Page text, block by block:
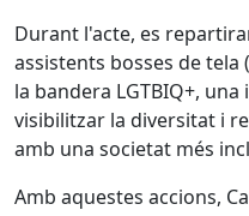
Durant l'acte, es
assistents bosses de
la bandera LGTBIQ+,
visibilitzar la diversitat i
amb una societat més
Amb aquestes accions,